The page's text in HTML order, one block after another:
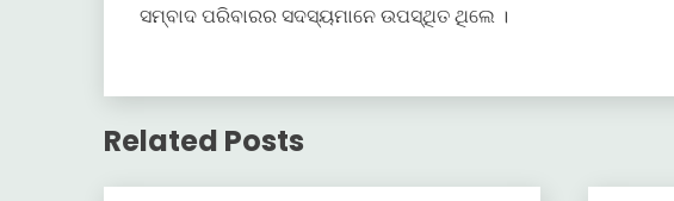
ସମ୍ବାଦ ପରିବାରର ସଦସ୍ୟମାନେ ଉପସ୍ଥିତ ଥିଲେ ।
Related Posts